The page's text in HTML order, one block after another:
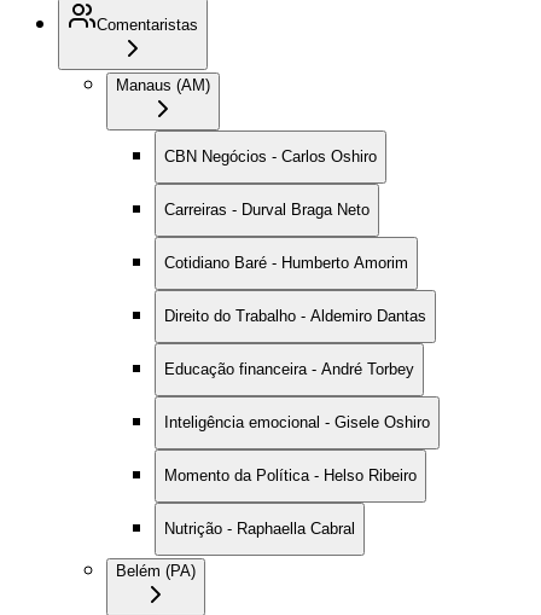
Comentaristas
Manaus (AM)
CBN Negócios - Carlos Oshiro
Carreiras - Durval Braga Neto
Cotidiano Baré - Humberto Amorim
Direito do Trabalho - Aldemiro Dantas
Educação financeira - André Torbey
Inteligência emocional - Gisele Oshiro
Momento da Política - Helso Ribeiro
Nutrição - Raphaella Cabral
Belém (PA)